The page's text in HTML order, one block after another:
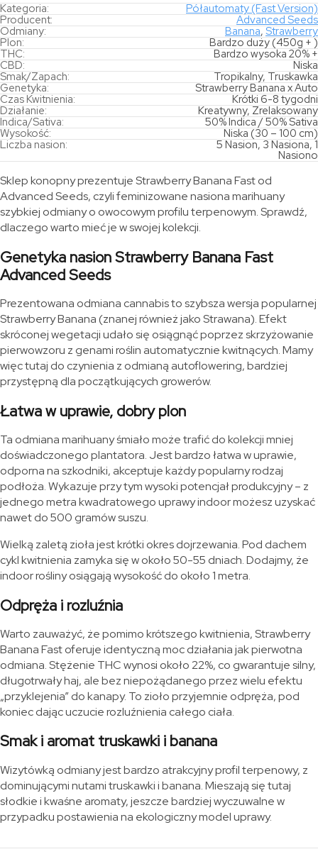
Kategoria:
Półautomaty (Fast Version)
Producent:
Advanced Seeds
Odmiany:
Banana, Strawberry
Plon:
Bardzo duży (450g + )
THC:
Bardzo wysoka 20% +
CBD:
Niska
Smak/Zapach:
Tropikalny, Truskawka
Genetyka:
Strawberry Banana x Auto
Czas Kwitnienia:
Krótki 6-8 tygodni
Działanie:
Kreatywny, Zrelaksowany
Indica/Sativa:
50% Indica / 50% Sativa
Wysokość:
Niska (30 – 100 cm)
Liczba nasion:
5 Nasion, 3 Nasiona, 1
Nasiono
Sklep konopny prezentuje Strawberry Banana Fast od
Advanced Seeds, czyli feminizowane nasiona marihuany
szybkiej odmiany o owocowym profilu terpenowym. Sprawdź,
dlaczego warto mieć je w swojej kolekcji.
Genetyka nasion Strawberry Banana Fast
Advanced Seeds
Prezentowana odmiana cannabis to szybsza wersja popularnej
Strawberry Banana (znanej również jako Strawana). Efekt
skróconej wegetacji udało się osiągnąć poprzez skrzyżowanie
pierwowzoru z genami roślin automatycznie kwitnących. Mamy
więc tutaj do czynienia z odmianą autoflowering, bardziej
przystępną dla początkujących growerów.
Łatwa w uprawie, dobry plon
Ta odmiana marihuany śmiało może trafić do kolekcji mniej
doświadczonego plantatora. Jest bardzo łatwa w uprawie,
odporna na szkodniki, akceptuje każdy popularny rodzaj
podłoża. Wykazuje przy tym wysoki potencjał produkcyjny – z
jednego metra kwadratowego uprawy indoor możesz uzyskać
nawet do 500 gramów suszu.
Wielką zaletą zioła jest krótki okres dojrzewania. Pod dachem
cykl kwitnienia zamyka się w około 50-55 dniach. Dodajmy, że
indoor rośliny osiągają wysokość do około 1 metra.
Odpręża i rozluźnia
Warto zauważyć, że pomimo krótszego kwitnienia, Strawberry
Banana Fast oferuje identyczną moc działania jak pierwotna
odmiana. Stężenie THC wynosi około 22%, co gwarantuje silny,
długotrwały haj, ale bez niepożądanego przez wielu efektu
„przyklejenia” do kanapy. To zioło przyjemnie odpręża, pod
koniec dając uczucie rozluźnienia całego ciała.
Smak i aromat truskawki i banana
Wizytówką odmiany jest bardzo atrakcyjny profil terpenowy, z
dominującymi nutami truskawki i banana. Mieszają się tutaj
słodkie i kwaśne aromaty, jeszcze bardziej wyczuwalne w
przypadku postawienia na ekologiczny model uprawy.